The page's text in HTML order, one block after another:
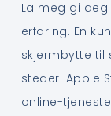
La meg gi
erfaring. En
skjermbytte til
steder: Apple
online-